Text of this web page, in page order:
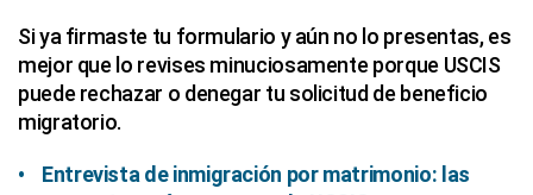
Si ya firmaste tu formulario y aún no lo presentas, es
mejor que lo revises minuciosamente porque USCIS
puede rechazar o denegar tu solicitud de beneficio
migratorio.
Entrevista de inmigración por matrimonio: las